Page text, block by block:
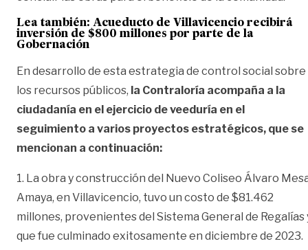
Lea también: Acueducto de Villavicencio recibirá
inversión de $800 millones por parte de la
Gobernación
En desarrollo de esta estrategia de control social sobre
los recursos públicos, la Contraloría acompaña a la
ciudadanía en el ejercicio de veeduría en el
seguimiento a varios proyectos estratégicos, que se
mencionan a continuación:
1. La obra y construcción del Nuevo Coliseo Álvaro
Amaya, en Villavicencio, tuvo un costo de $81.462
millones, provenientes del Sistema General de Regalías
que fue culminado exitosamente en diciembre de 2023.